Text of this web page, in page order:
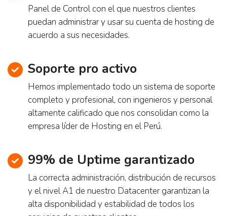
Panel de Control con el que nuestros clientes
puedan administrar y usar su cuenta de hosting de
acuerdo a sus necesidades.
Soporte pro activo
Hemos implementado todo un sistema de soporte
completo y profesional, con ingenieros y personal
altamente calificado que nos consolidan como la
empresa líder de Hosting en el Perú.
99% de Uptime garantizado
La correcta administración, distribución de recursos
y el nivel A1 de nuestro Datacenter garantizan la
alta disponibilidad y estabilidad de todos los